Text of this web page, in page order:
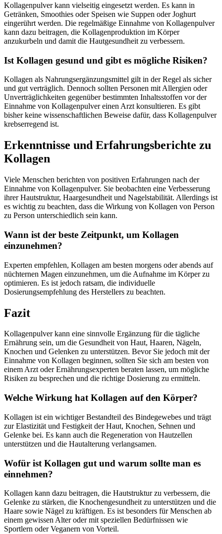
Kollagenpulver kann vielseitig eingesetzt werden. Es kann in
Getränken, Smoothies oder Speisen wie Suppen oder Joghurt
eingerührt werden. Die regelmäßige Einnahme von Kollagenpulver
kann dazu beitragen, die Kollagenproduktion im Körper
anzukurbeln und damit die Hautgesundheit zu verbessern.
Ist Kollagen gesund und gibt es mögliche Risiken?
Kollagen als Nahrungsergänzungsmittel gilt in der Regel als sicher
und gut verträglich. Dennoch sollten Personen mit Allergien oder
Unverträglichkeiten gegenüber bestimmten Inhaltsstoffen vor der
Einnahme von Kollagenpulver einen Arzt konsultieren. Es gibt
bisher keine wissenschaftlichen Beweise dafür, dass Kollagenpulver
krebserregend ist.
Erkenntnisse und Erfahrungsberichte zu
Kollagen
Viele Menschen berichten von positiven Erfahrungen nach der
Einnahme von Kollagenpulver. Sie beobachten eine Verbesserung
ihrer Hautstruktur, Haargesundheit und Nagelstabilität. Allerdings ist
es wichtig zu beachten, dass die Wirkung von Kollagen von Person
zu Person unterschiedlich sein kann.
Wann ist der beste Zeitpunkt, um Kollagen
einzunehmen?
Experten empfehlen, Kollagen am besten morgens oder abends auf
nüchternen Magen einzunehmen, um die Aufnahme im Körper zu
optimieren. Es ist jedoch ratsam, die individuelle
Dosierungsempfehlung des Herstellers zu beachten.
Fazit
Kollagenpulver kann eine sinnvolle Ergänzung für die tägliche
Ernährung sein, um die Gesundheit von Haut, Haaren, Nägeln,
Knochen und Gelenken zu unterstützen. Bevor Sie jedoch mit der
Einnahme von Kollagen beginnen, sollten Sie sich am besten von
einem Arzt oder Ernährungsexperten beraten lassen, um mögliche
Risiken zu besprechen und die richtige Dosierung zu ermitteln.
Welche Wirkung hat Kollagen auf den Körper?
Kollagen ist ein wichtiger Bestandteil des Bindegewebes und trägt
zur Elastizität und Festigkeit der Haut, Knochen, Sehnen und
Gelenke bei. Es kann auch die Regeneration von Hautzellen
unterstützen und die Hautalterung verlangsamen.
Wofür ist Kollagen gut und warum sollte man es
einnehmen?
Kollagen kann dazu beitragen, die Hautstruktur zu verbessern, die
Gelenke zu stärken, die Knochengesundheit zu unterstützen und die
Haare sowie Nägel zu kräftigen. Es ist besonders für Menschen ab
einem gewissen Alter oder mit speziellen Bedürfnissen wie
Sportlern oder Veganern von Vorteil.